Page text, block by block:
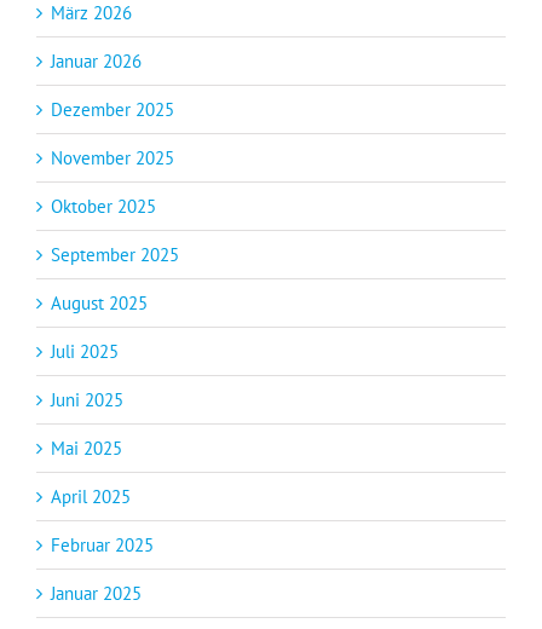
März 2026
Januar 2026
Dezember 2025
November 2025
Oktober 2025
September 2025
August 2025
Juli 2025
Juni 2025
Mai 2025
April 2025
Februar 2025
Januar 2025